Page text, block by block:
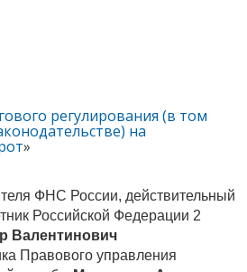
регулирования (в том
на
»
ФНС России, действительный
Российской Федерации 2
Валентинович
Правового управления